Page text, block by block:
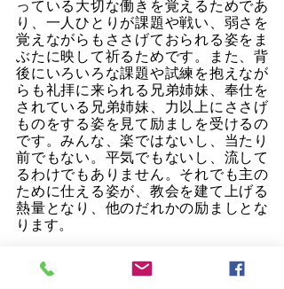
っている大切な働きを覚えるためであ
り、一人ひとりが課題や戦い、弱さを
覚えながらもささげておられる姿をま
ぶたに映して祈るためです。また、背
後にいろいろな課題や試練を抱えなが
らも礼拝に来られる兄弟姉妹、奉仕を
されている兄弟姉妹、力以上にささげ
ものをする姿を見て励ましを受けるの
です。みんな、楽ではないし、当たり
前でもない。平気でもないし、流して
るわけでもありません。それでも主の
ために仕える姿が、教会を建て上げる
熱量となり、他のだれかの励ましとな
ります。
2.　主の愛と恵み